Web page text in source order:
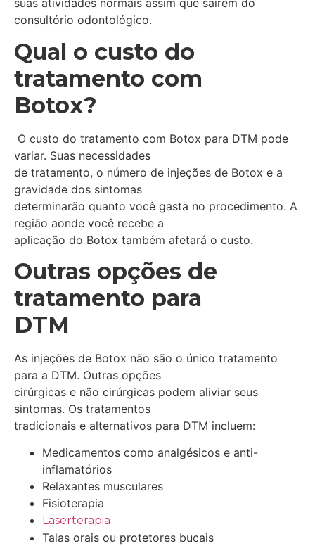
suas atividades normais assim que saírem do
consultório odontológico.
Qual o custo do
tratamento com
Botox?
O custo do tratamento com Botox para DTM pode
variar. Suas necessidades
de tratamento, o número de injeções de Botox e a
gravidade dos sintomas
determinarão quanto você gasta no procedimento. A
região aonde você recebe a
aplicação do Botox também afetará o custo.
Outras opções de
tratamento para
DTM
As injeções de Botox não são o único tratamento
para a DTM. Outras opções
cirúrgicas e não cirúrgicas podem aliviar seus
sintomas. Os tratamentos
tradicionais e alternativos para DTM incluem:
Medicamentos como analgésicos e anti-
inflamatórios
Relaxantes musculares
Fisioterapia
Laserterapia
Talas orais ou protetores bucais